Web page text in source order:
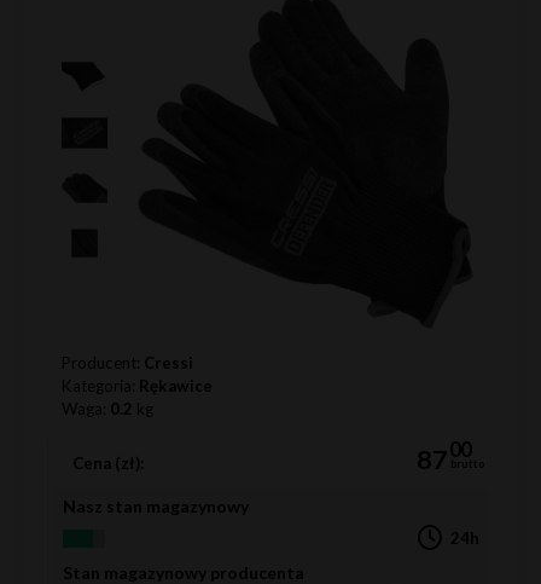
Producent: Cressi
Kategoria: Rękawice
Waga: 0.2 kg
Cena (zł): 8700
brutto
Nasz stan magazynowy
24h
Stan magazynowy producenta